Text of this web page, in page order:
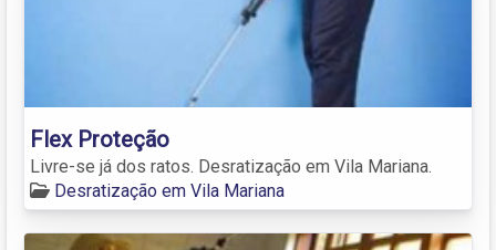
Flex Proteção
Livre-se já dos ratos. Desratização em Vila Mariana.
Desratização em Vila Mariana